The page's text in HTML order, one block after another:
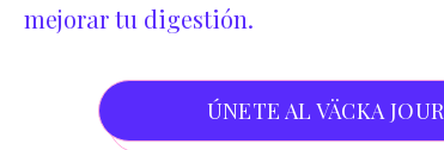
mejorar tu digestión.
ÚNETE AL VÄCKA